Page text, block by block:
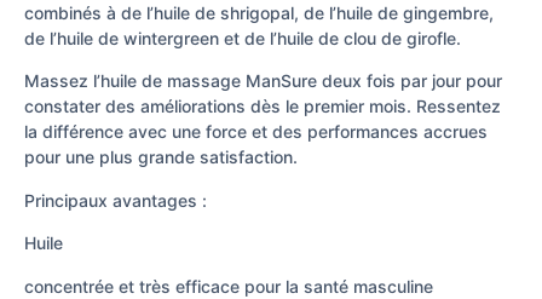
combinés à de l’huile de shrigopal, de l’huile de gingembre,
de l’huile de wintergreen et de l’huile de clou de girofle.
Massez l’huile de massage ManSure deux fois par jour pour
constater des améliorations dès le premier mois. Ressentez
la différence avec une force et des performances accrues
pour une plus grande satisfaction.
Principaux avantages :
Huile
concentrée et très efficace pour la santé masculine